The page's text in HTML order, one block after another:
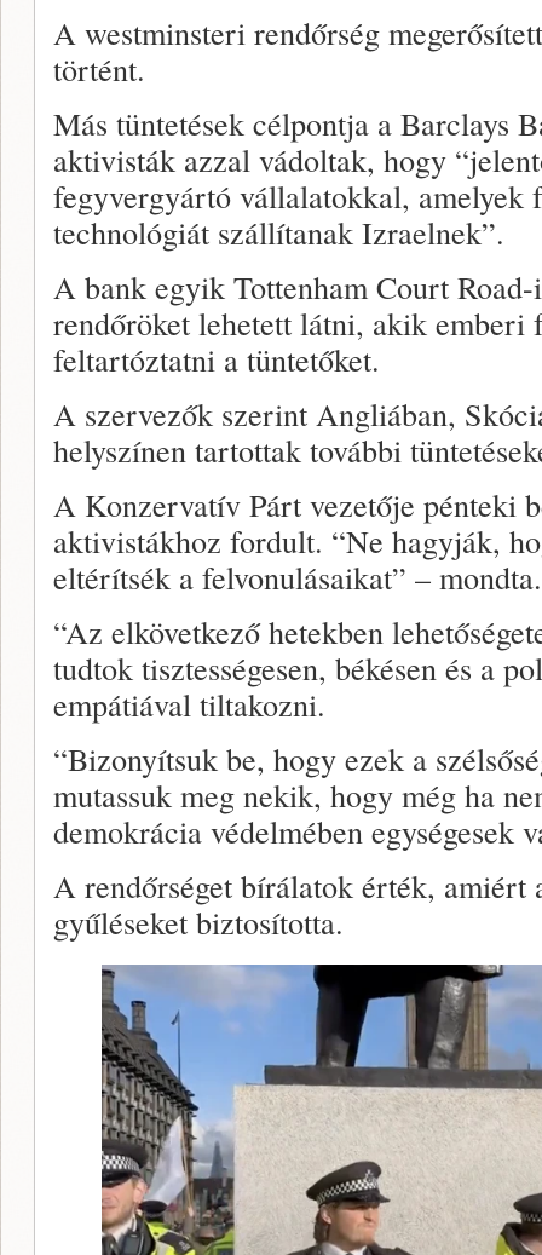
A westminsteri rendőrség
történt.
Más tüntetések célpontja a Barclays
aktivisták azzal vádoltak, hogy
fegyvergyártó vállalatokkal, amelyek
technológiát szállítanak Izraelnek”.
A bank egyik Tottenham Court
rendőröket lehetett látni, akik emberi
feltartóztatni a tüntetőket.
A szervezők szerint Angliában,
helyszínen tartottak további
A Konzervatív Párt vezetője pénteki
aktivistákhoz fordult. “Ne hagyják,
eltérítsék a felvonulásaikat” – mondta.
“Az elkövetkező hetekben
tudtok tisztességesen, békésen és a
empátiával tiltakozni.
“Bizonyítsuk be, hogy ezek a
mutassuk meg nekik, hogy még ha
demokrácia védelmében egységesek
A rendőrséget bírálatok érték, amiért
gyűléseket biztosította.